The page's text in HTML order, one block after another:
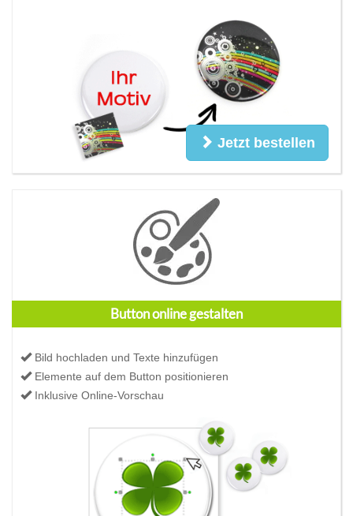
Jetzt bestellen
Button online gestalten
Bild hochladen und Texte hinzufügen
Elemente auf dem Button positionieren
Inklusive Online-Vorschau